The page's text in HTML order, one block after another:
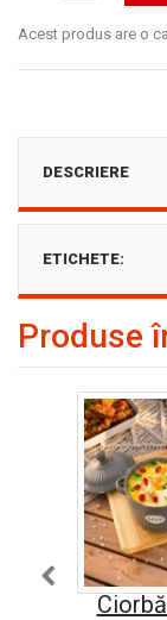
Acest produs are o
DESCRIERE
ETICHETE:
Produse